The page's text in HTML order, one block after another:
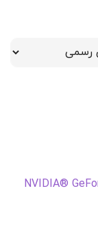
NVIDIA®